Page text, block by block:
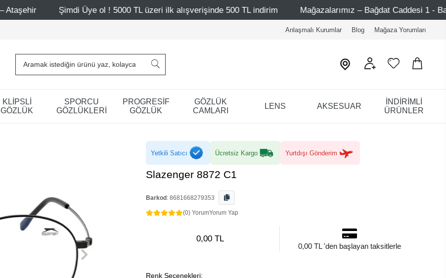
Şimdi Üye ol ! 5000 TL üzeri ilk alışverişinde 500 TL indirim Mağazalarımız – Bağdat Caddesi 1 - Bağdat
Anlaşmalı Kurumlar Blog Mağaza Yorumları
KLİPSLİ
GÖZLÜK
SPORCU
GÖZLÜKLERİ
PROGRESİF
GÖZLÜK
GÖZLÜK
CAMLARI
LENS AKSESUAR
İNDİRİMLİ
ÜRÜNLER
Yetkili Satıcı Ücretsiz Kargo Yurtdışı Gönderim
Slazenger 8872 C1
Barkod : 8681668279353
(0) YorumYorum Yap
0,00 TL
0,00 TL 'den başlayan taksitlerle
Renk Seçenekleri: